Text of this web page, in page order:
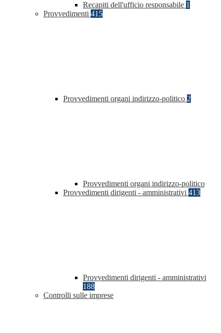
Recapiti dell'ufficio responsabile 1
Provvedimenti 415
Provvedimenti organi indirizzo-politico 2
Provvedimenti organi indirizzo-politico
Provvedimenti dirigenti - amministrativi 413
Provvedimenti dirigenti - amministrativi
188
Controlli sulle imprese